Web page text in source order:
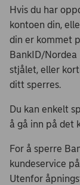
Hvis du har
kontoen din,
din er kommet
BankID/
stjålet, eller
ditt sperres.
Du kan enkelt
å gå inn på det
For å sperre
kundeservice
Utenfor